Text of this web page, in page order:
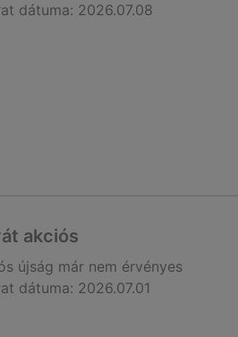
dátuma: 2026.07.08
akciós
újság már nem érvényes
dátuma: 2026.07.01